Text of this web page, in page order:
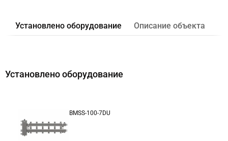
Установлено оборудование Описание объекта
Установлено оборудование
BMSS-100-7DU